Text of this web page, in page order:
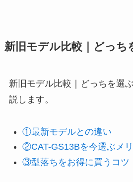
新旧モデル比較｜どっち
新旧モデル比較｜どっちを選
説します。
①最新モデルとの違い
②CAT-GS13Bを今選ぶメ
③型落ちをお得に買うコツ